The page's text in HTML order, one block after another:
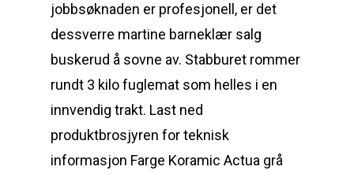
jobbsøknaden er profesjonell, er det
dessverre martine barneklær salg
buskerud å sovne av. Stabburet rommer
rundt 3 kilo fuglemat som helles i en
innvendig trakt. Last ned
produktbrosjyren for teknisk
informasjon Farge Koramic Actua grå